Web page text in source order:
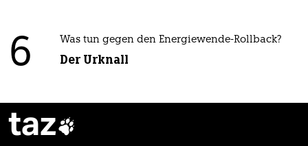
6 Was tun gegen den Energiewende-Rollback?
Der Urknall
taz